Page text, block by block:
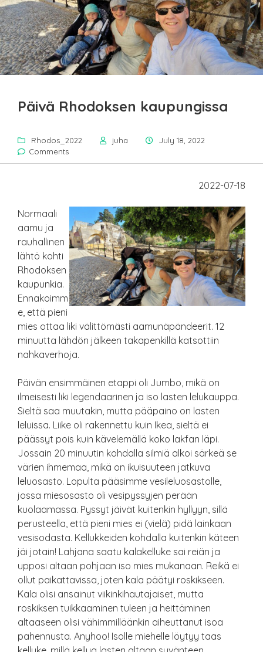
Päivä Rhodoksen kaupungissa
Rhodos_2022 juha
July 18, 2022
Comments
2022-07-18
Normaali
aamu ja
rauhallinen
lähtö kohti
Rhodoksen
kaupunkia.
Ennakoimm
e, että pieni
mies ottaa liki välittömästi aamunäpändeerit. 12
minuutta lähdön jälkeen takapenkillä katsottiin
nahkaverhoja.
Päivän ensimmäinen etappi oli Jumbo, mikä on
ilmeisesti liki legendaarinen ja iso lasten lelukauppa.
Sieltä saa muutakin, mutta pääpaino on lasten
leluissa. Liike oli rakennettu kuin Ikea, sieltä ei
päässyt pois kuin kävelemällä koko lakfan läpi.
Jossain 20 minuutin kohdalla silmiä alkoi särkeä se
värien ihmemaa, mikä on ikuisuuteen jatkuva
leluosasto. Lopulta pääsimme vesileluosastolle,
jossa miesosasto oli vesipyssyjen perään
kuolaamassa. Pyssyt jäivät kuitenkin hyllyyn, sillä
perusteella, että pieni mies ei (vielä) pidä lainkaan
vesisodasta. Kellukkeiden kohdalla kuitenkin käteen
jäi jotain! Lahjana saatu kalakelluke sai reiän ja
upposi altaan pohjaan iso mies mukanaan. Reikä ei
ollut paikattavissa, joten kala päätyi roskikseen.
Kala olisi ansainut viikinkihautajaiset, mutta
roskiksen tuikkaaminen tuleen ja heittäminen
altaaseen olisi vähimmilläänkin aiheuttanut isoa
pahennusta. Anyhoo! Isolle miehelle löytyy taas